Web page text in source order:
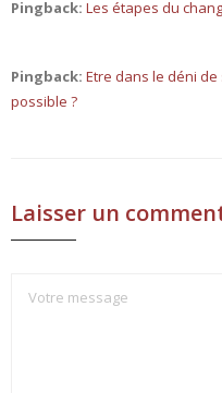
Pingback: Les étapes du
Pingback: Etre dans le déni
possible ?
Laisser un